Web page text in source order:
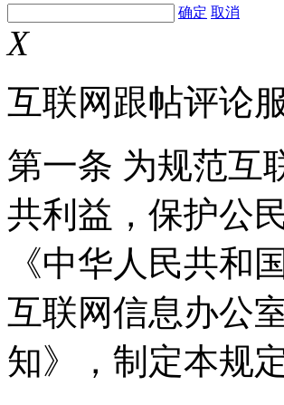
确定 取消
X
互联网跟帖评论
第一条 为规范互
共利益，保护公
《中华人民共和
互联网信息办公
知》，制定本规定